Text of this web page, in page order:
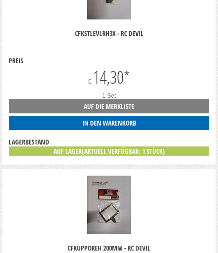
CFKSTLEVLRH3X - RC DEVIL
PREIS
€ 14,30*
1 Set
AUF DIE MERKLISTE
IN DEN WARENKORB
LAGERBESTAND
AUF LAGER(AKTUELL VERFÜGBAR: 1 STÜCK)
CFKUPPOREH 200MM - RC DEVIL